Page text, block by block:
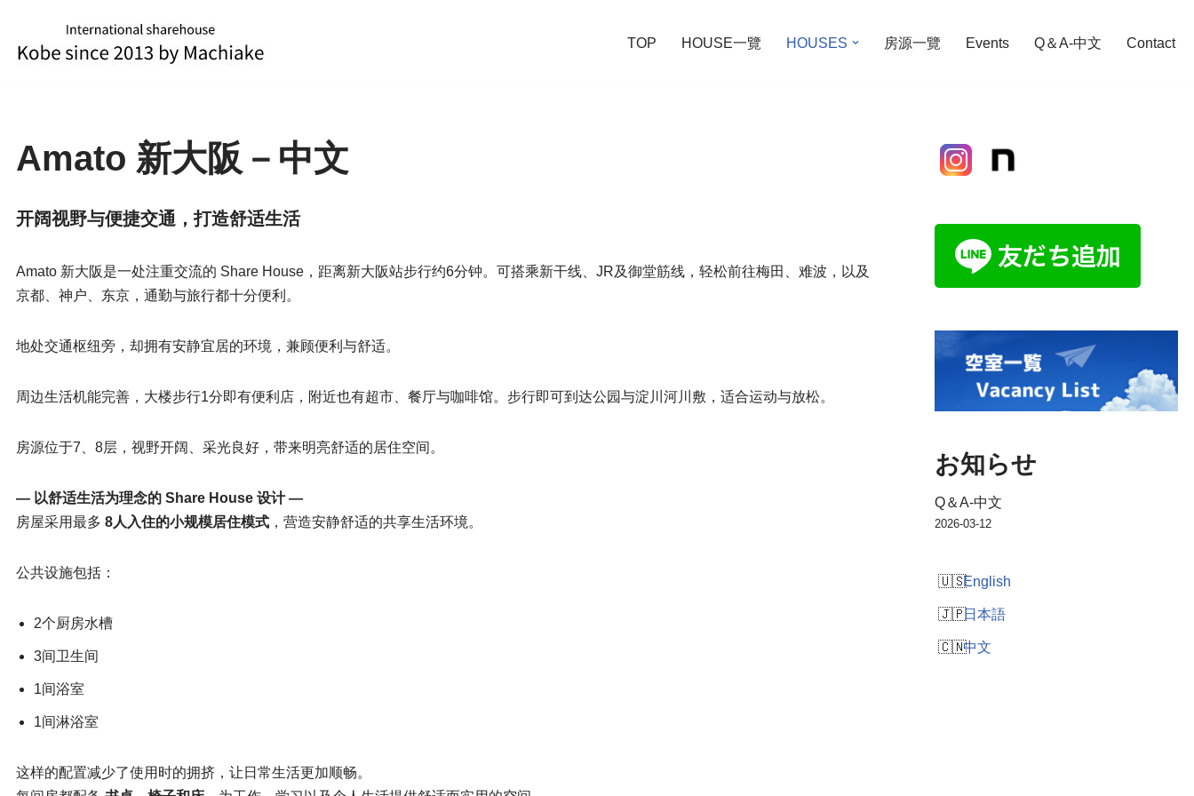
跳
TOP HOUSE一覽 HOUSES 房源一覽 Events Q＆A-中文 Contact
Amato 新大阪－中文
开阔视野与便捷交通，打造舒适生活
Amato 新大阪是一处注重交流的 Share House，距离新大阪站步行约6分钟。可搭乘新干线、JR及御堂筋线，轻松前往梅田、难波，以及
京都、神户、东京，通勤与旅行都十分便利。
地处交通枢纽旁，却拥有安静宜居的环境，兼顾便利与舒适。
周边生活机能完善，大楼步行1分即有便利店，附近也有超市、餐厅与咖啡馆。步行即可到达公园与淀川河川敷，适合运动与放松。
房源位于7、8层，视野开阔、采光良好，带来明亮舒适的居住空间。
— 以舒适生活为理念的 Share House 设计 —
房屋采用最多 8人入住的小规模居住模式，营造安静舒适的共享生活环境。
公共设施包括：
2个厨房水槽
3间卫生间
1间浴室
1间淋浴室
这样的配置减少了使用时的拥挤，让日常生活更加顺畅。
お知らせ
Q＆A-中文
2026-03-12
English
日本語
中文